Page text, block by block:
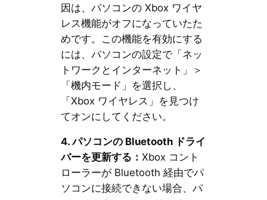
因は、パソコンの Xbox ワイヤ
レス機能がオフになっていたた
めです。この機能を有効にする
には、パソコンの設定で「ネッ
トワークとインターネット」＞
「機内モード」を選択し、
「Xbox ワイヤレス」を見つけ
てオンにしてください。
4. パソコンの Bluetooth ドライ
バーを更新する： Xbox コント
ローラーが Bluetooth 経由でパ
ソコンに接続できない場合、パ